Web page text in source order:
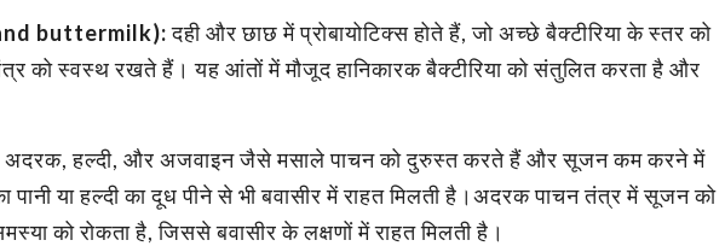
buttermilk):दही और छाछ में प्रोबायोटिक्स होते हैं, जो अच्छे बैक्टीरिया के स्तर को
को स्वस्थ रखते हैं। यह आंतों में मौजूद हानिकारक बैक्टीरिया को संतुलित करता है और
अदरक, हल्दी, और अजवाइन जैसे मसाले पाचन को दुरुस्त करते हैं और सूजन कम करने में
या हल्दी का दूध पीने से भी बवासीर में राहत मिलती है।अदरक पाचन तंत्र में सूजन को
को रोकता है, जिससे बवासीर के लक्षणों में राहत मिलती है।